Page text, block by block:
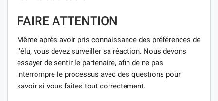
FAIRE ATTENTION
Même après avoir pris connaissance des préférences de
l’élu, vous devez surveiller sa réaction. Nous devons
essayer de sentir le partenaire, afin de ne pas
interrompre le processus avec des questions pour
savoir si vous faites tout correctement.